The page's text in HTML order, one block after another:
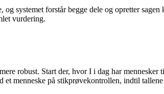
systemet forstår begge dele og opretter sagen
vurdering.
robust. Start der, hvor I i dag har
menneske på stikprøvekontrollen, indtil